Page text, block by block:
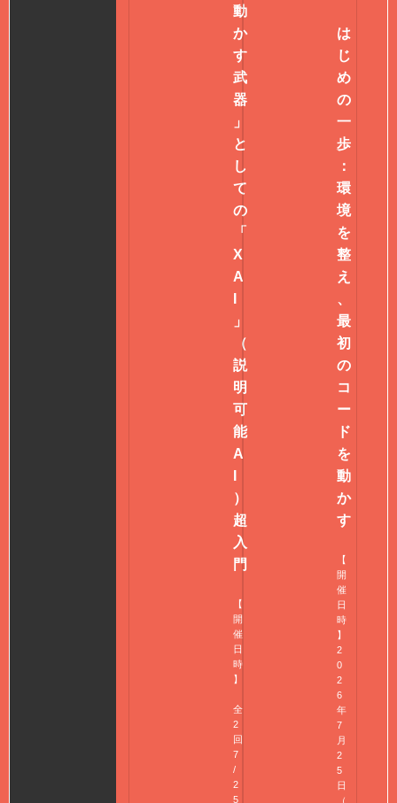
動
か
す
武
器
」
と
し
て
の
「
X
A
」
（
説
明
可
能
A
）
超
入
門
【
開
催
日
時
】
全
2
回
7
/
2
5
は
じ
め
の
一
歩
：
環
境
を
整
え
、
最
初
の
コ
ー
ド
を
動
か
す
【
開
催
日
時
】
2
0
2
6
年
7
月
2
5
日
（